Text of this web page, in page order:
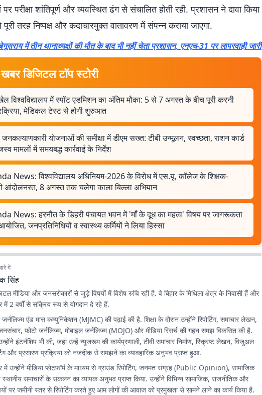
परीक्षा शांतिपूर्ण और व्यवस्थित ढंग से संचालित होती रही. प्रशासन ने दावा किया
पूरी तरह निष्पक्ष और कदाचारमुक्त वातावरण में संपन्न कराया जाएगा.
में तीन थानाध्यक्षों की मौत के बाद भी नहीं चेता प्रशासन, एनएच-31 पर लापरवाही जारी
डिजिटल टॉप स्टोरी
विश्वविद्यालय में स्पॉट एडमिशन का अंतिम मौका: 5 से 7 अगस्त के बीच पूरी करनी
मेडिकल टेस्ट से होगी शुरुआत
जनकल्याणकारी योजनाओं की समीक्षा में डीएम सख्त: टीबी उन्मूलन, स्वच्छता, राशन कार्ड
मामलों में समयबद्ध कार्रवाई के निर्देश
News: विश्वविद्यालय अधिनियम-2026 के विरोध में एस.यू. कॉलेज के शिक्षक-
आंदोलनरत, 8 अगस्त तक चलेगा काला बिल्ला अभियान
News: हरनौत के डिहरी पंचायत भवन में 'माँ के दूध का महत्व' विषय पर जागरूकता
जनप्रतिनिधियों व स्वास्थ्य कर्मियों ने लिया हिस्सा
में
सिंह
मीडिया और जनसरोकारों से जुड़े विषयों में विशेष रुचि रही है. वे बिहार के मिथिला क्षेत्र के निवासी हैं और
में 2 वर्षों से सक्रिय रूप से योगदान दे रहे हैं.
एंड मास कम्युनिकेशन (MJMC) की पढ़ाई की है. शिक्षा के दौरान उन्होंने रिपोर्टिंग, समाचार लेखन,
फोटो जर्नलिज्म, मोबाइल जर्नलिज्म (MOJO) और मीडिया रिसर्च की गहन समझ विकसित की है.
इंटर्नशिप भी की, जहां उन्हें न्यूजरूम की कार्यप्रणाली, टीवी समाचार निर्माण, स्क्रिप्ट लेखन, विजुअल
और प्रसारण प्रक्रिया को नजदीक से समझने का व्यावहारिक अनुभव प्राप्त हुआ.
में उन्होंने मीडिया प्लेटफॉर्म के माध्यम से ग्राउंड रिपोर्टिंग, जनमत संग्रह (Public Opinion), सामाजिक
समाचारों के संकलन का व्यापक अनुभव प्राप्त किया. उन्होंने विभिन्न सामाजिक, राजनीतिक और
पर जमीनी स्तर से रिपोर्टिंग करते हुए आम लोगों की आवाज को प्रमुखता से सामने लाने का कार्य किया है.